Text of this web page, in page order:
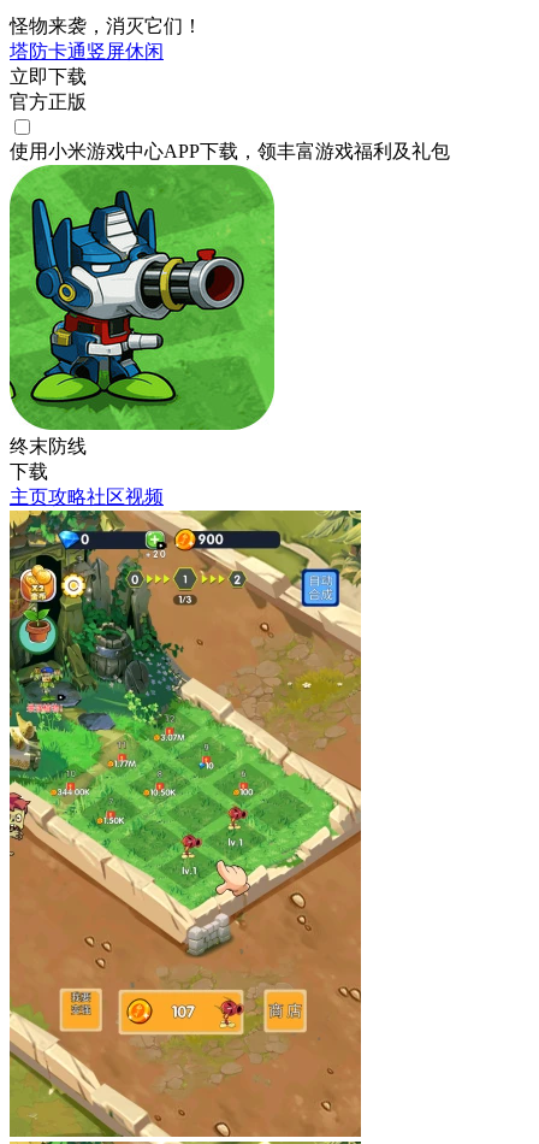
怪物来袭，消灭它们！
塔防卡通竖屏休闲
立即下载
官方正版
使用小米游戏中心APP下载 ，领丰富游戏福利 及礼包
终末防线
下载
主页攻略社区视频